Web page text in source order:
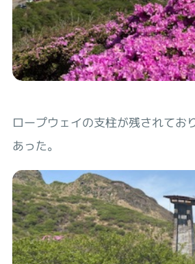
ロープウェイの支柱が残されてお
あった。